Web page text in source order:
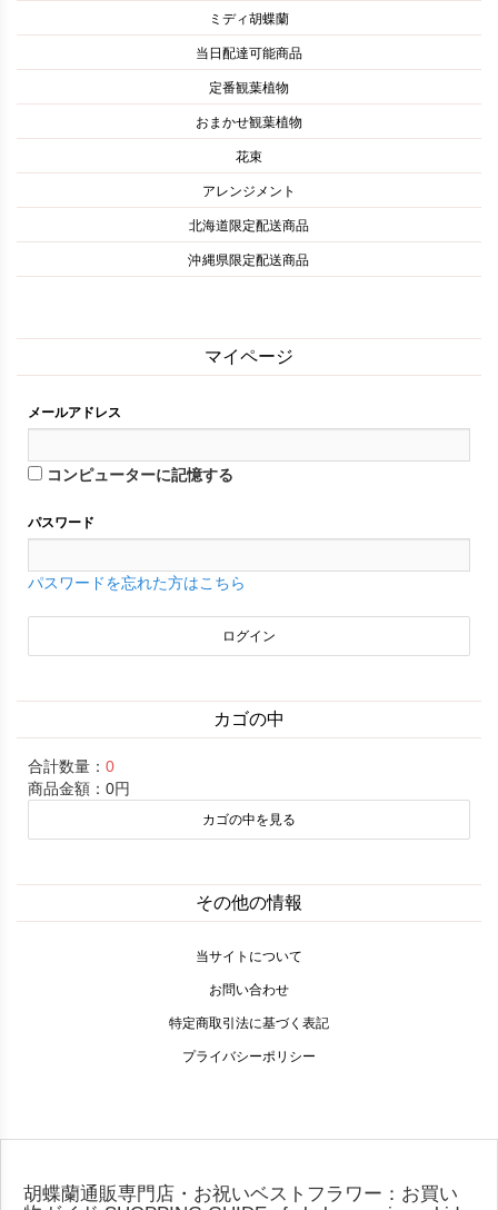
ミディ胡蝶蘭
当日配達可能商品
定番観葉植物
おまかせ観葉植物
花束
アレンジメント
北海道限定配送商品
沖縄県限定配送商品
マイページ
メールアドレス
コンピューターに記憶する
パスワード
パスワードを忘れた方はこちら
カゴの中
合計数量： 0
商品金額： 0円
カゴの中を見る
その他の情報
当サイトについて
お問い合わせ
特定商取引法に基づく表記
プライバシーポリシー
胡蝶蘭通販専門店・お祝いベストフラワー：お買い